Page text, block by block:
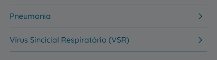
Pneumonia
Vírus Sincicial Respiratório (VSR)